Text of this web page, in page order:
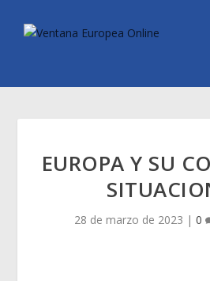
EUROPA Y SU
28 de marzo de 2023 | 0